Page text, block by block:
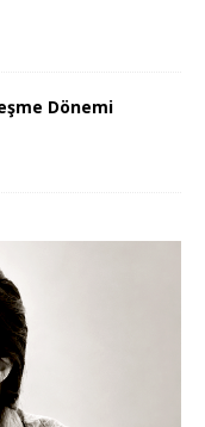
Dönemi